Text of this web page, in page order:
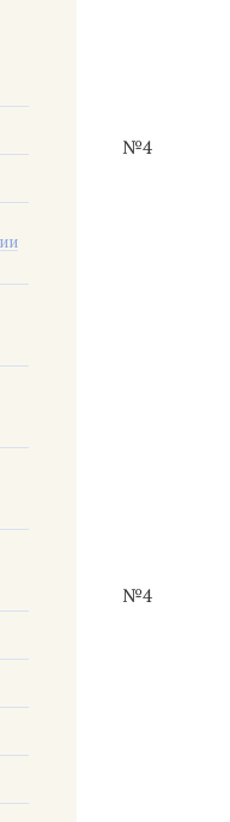
№4
№4